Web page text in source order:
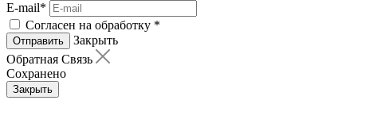
E-mail*
Согласен на обработку *
Отправить
Закрыть
Обратная Связь
Сохранено
Закрыть